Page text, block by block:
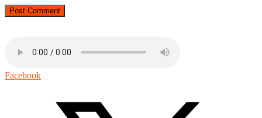
Facebook